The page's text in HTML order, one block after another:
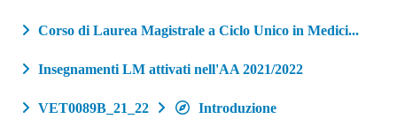
Corso di Laurea Magistrale a Ciclo Unico in Medici...
Insegnamenti LM attivati nell'AA 2021/2022
VET0089B_21_22 Introduzione